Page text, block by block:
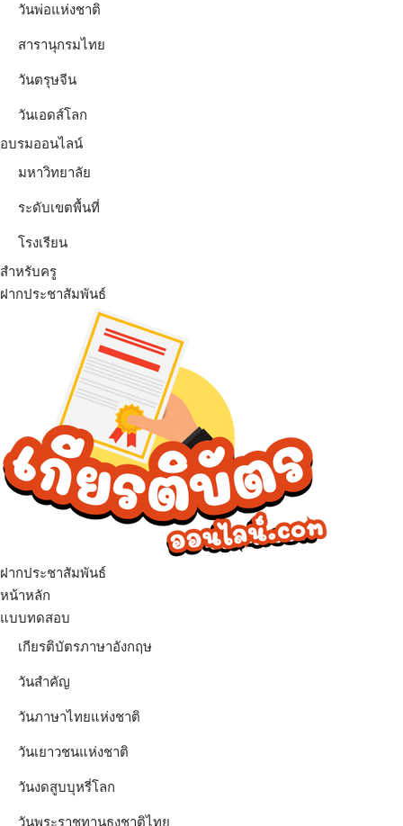
วันพ่อแห่งชาติ
สารานุกรมไทย
วันตรุษจีน
วันเอดส์โลก
อบรมออนไลน์
มหาวิทยาลัย
ระดับเขตพื้นที่
โรงเรียน
สำหรับครู
ฝากประชาสัมพันธ์
ฝากประชาสัมพันธ์
เมนู
หน้าหลัก
แบบทดสอบ
เกียรติบัตรภาษาอังกฤษ
วันสำคัญ
วันภาษาไทยแห่งชาติ
วันเยาวชนแห่งชาติ
วันงดสูบบุหรี่โลก
วันพระราชทานธงชาติไทย